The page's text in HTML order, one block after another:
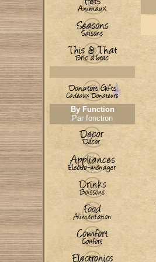
By Function
Par fonction